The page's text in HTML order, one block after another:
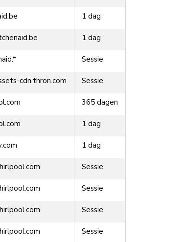
1 dag
1 dag
Sessie
cdn.thron.com Sessie
365 dagen
1 dag
1 dag
Sessie
Sessie
Sessie
Sessie